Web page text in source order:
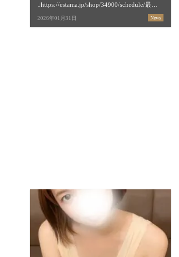
↓https://estama.jp/shop/34900/schedule/最短
ご案内時間＆お店からの新着メッセージ
↓https://estama.jp/shop/34900/【すすき […]
2026年01月31日 News